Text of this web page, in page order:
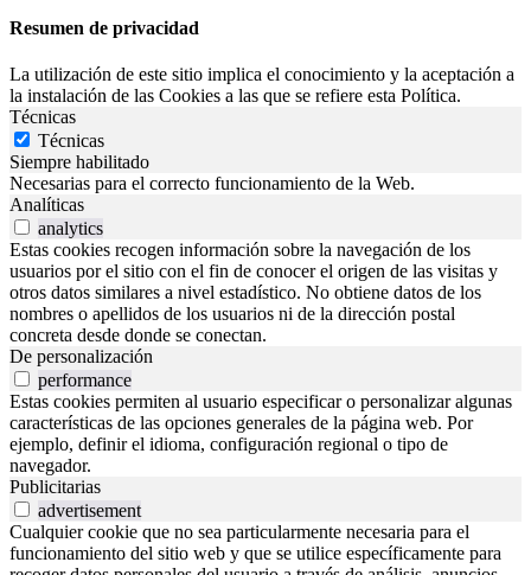
Resumen de privacidad
La utilización de este sitio implica el conocimiento y la aceptación a
la instalación de las Cookies a las que se refiere esta Política.
Técnicas
Técnicas
Siempre habilitado
Necesarias para el correcto funcionamiento de la Web.
Analíticas
analytics
Estas cookies recogen información sobre la navegación de los
usuarios por el sitio con el fin de conocer el origen de las visitas y
otros datos similares a nivel estadístico. No obtiene datos de los
nombres o apellidos de los usuarios ni de la dirección postal
concreta desde donde se conectan.
De personalización
performance
Estas cookies permiten al usuario especificar o personalizar algunas
características de las opciones generales de la página web. Por
ejemplo, definir el idioma, configuración regional o tipo de
navegador.
Publicitarias
advertisement
Cualquier cookie que no sea particularmente necesaria para el
funcionamiento del sitio web y que se utilice específicamente para